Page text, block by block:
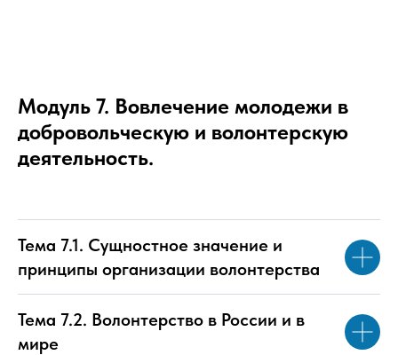
Модуль 7. Вовлечение молодежи в
добровольческую и волонтерскую
деятельность.
Тема 7.1. Сущностное значение и
принципы организации волонтерства
Тема 7.2. Волонтерство в России и в
мире